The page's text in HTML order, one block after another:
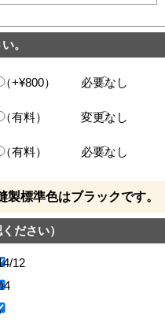
。
+¥800） 必要なし
有料） 変更なし
有料） 必要なし
標準色はブラックです。
ください）
12